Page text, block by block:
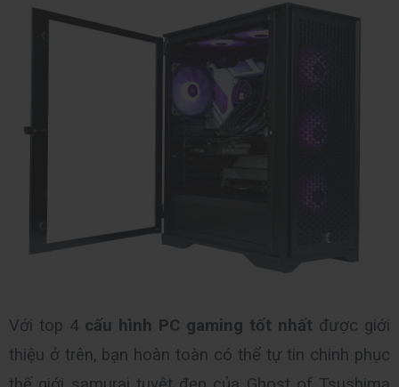
Với top 4 cấu hình PC gaming tốt nhất được giới
thiệu ở trên, bạn hoàn toàn có thể tự tin chinh phục